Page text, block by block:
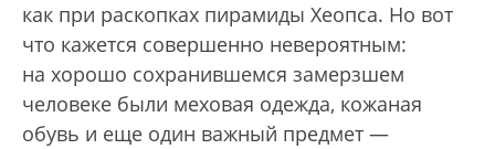
как при раскопках пирамиды Хеопса. Но вот
что кажется совершенно невероятным:
на хорошо сохранившемся замерзшем
человеке были меховая одежда, кожаная
обувь и еще один важный предмет —